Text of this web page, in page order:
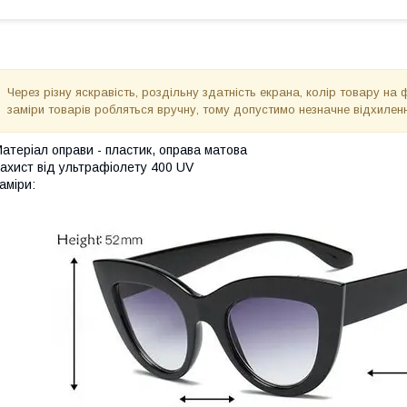
Через різну яскравість, роздільну здатність екрана, колір товару
заміри товарів робляться вручну, тому допустимо незначне
оправи - пластик, оправа матова
від ультрафіолету 400 UV